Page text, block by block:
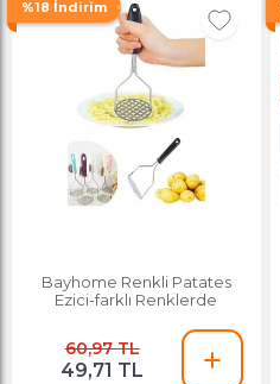
%18 İndirim
Bayhome Renkli Patates
Ezici-farklı Renklerde
60,97 TL
49,71 TL